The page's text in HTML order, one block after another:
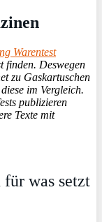
Warentest
finden. Deswegen
zu Gaskartuschen
im Vergleich.
publizieren
Texte mit
für was setzt